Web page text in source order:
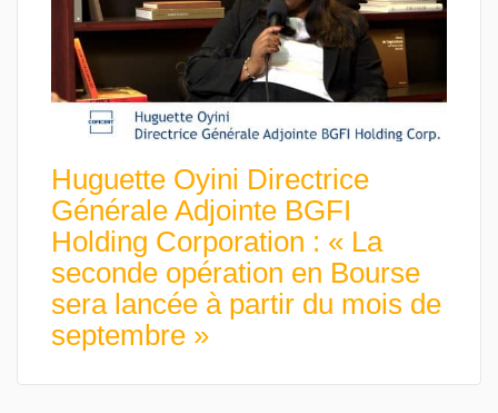
Huguette Oyini Directrice
Générale Adjointe BGFI
Holding Corporation : « La
seconde opération en Bourse
sera lancée à partir du mois de
septembre »